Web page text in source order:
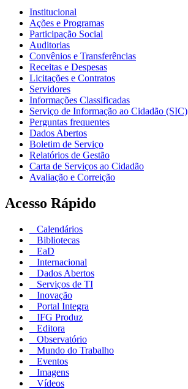
Institucional
Ações e Programas
Participação Social
Auditorias
Convênios e Transferências
Receitas e Despesas
Licitações e Contratos
Servidores
Informações Classificadas
Serviço de Informação ao Cidadão (SIC)
Perguntas frequentes
Dados Abertos
Boletim de Serviço
Relatórios de Gestão
Carta de Serviços ao Cidadão
Avaliação e Correição
Acesso Rápido
Calendários
Bibliotecas
EaD
Internacional
Dados Abertos
Serviços de TI
Inovação
Portal Integra
IFG Produz
Editora
Observatório
Mundo do Trabalho
Eventos
Imagens
Vídeos